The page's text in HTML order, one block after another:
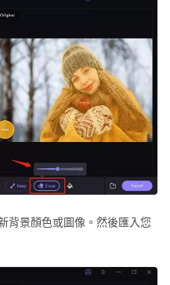
背景顏色或圖像。然後匯入您